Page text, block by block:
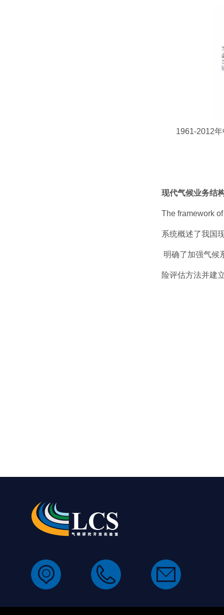
1961-2012年
现代气候业务结
The framework
系统概述了我国
明确了加强气候
险评估方法并建